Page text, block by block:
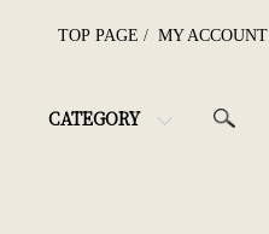
CATEGORY
TOP PAGE / MY ACCOUNT